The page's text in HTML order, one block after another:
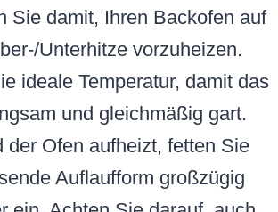
Sie damit, Ihren Backofen auf
Unterhitze vorzuheizen.
ideale Temperatur, damit das
und gleichmäßig gart.
der Ofen aufheizt, fetten Sie
Auflaufform großzügig